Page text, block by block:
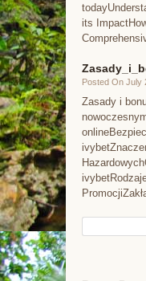
its
Posted On July
Zasady i